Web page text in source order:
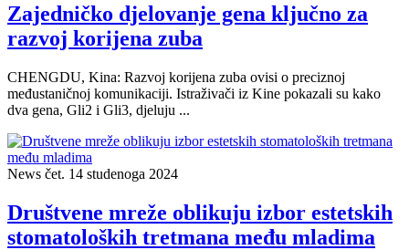
Zajedničko djelovanje gena ključno za
razvoj korijena zuba
CHENGDU, Kina: Razvoj korijena zuba ovisi o preciznoj
međustaničnoj komunikaciji. Istraživači iz Kine pokazali su kako
dva gena, Gli2 i Gli3, djeluju ...
News čet. 14 studenoga 2024
Društvene mreže oblikuju izbor estetskih
stomatoloških tretmana među mladima